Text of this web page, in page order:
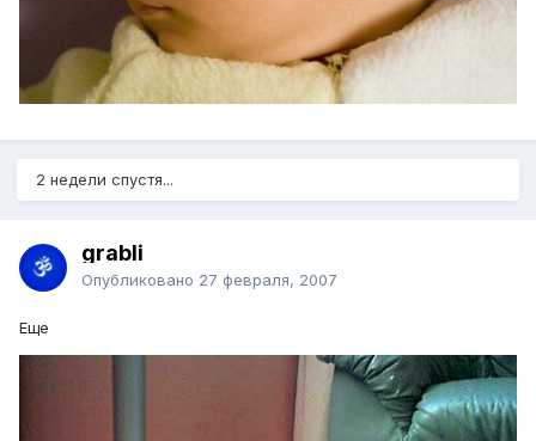
2 недели спустя...
grabli
Опубликовано 27 февраля, 2007
Еще